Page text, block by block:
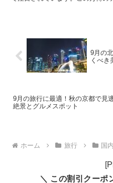
9月の
くべき
9月の旅行に最適！秋の京都で見
絶景とグルメスポット
ホーム 旅行 国
＼ この割引クーポ